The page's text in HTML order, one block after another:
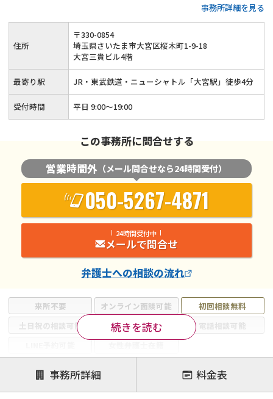
事務所詳細を見る
来所不要 オンライン面談可能
初回相談無料
土日祝の相談可能
19時以降電話可能
電話相談可能
注力案件
離婚前相談
離婚調停
離婚裁判
続きを読む
住所
〒330-0854
埼玉県さいたま市大宮区桜木町1-9-18
大宮三貴ビル4階
最寄り駅 JR・東武鉄道・ニューシャトル「大宮駅」徒歩4分
受付時間 平日 9:00～19:00
この事務所に問合せする
営業時間外 （メール問合せなら24時間受付）
050-5267-4871
24時間受付中
メールで問合せ
弁護士への相談の流れ
事務所詳細 料金表